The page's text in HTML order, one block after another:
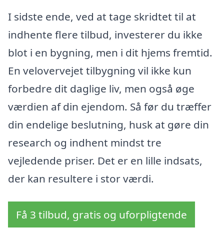
I sidste ende, ved at tage skridtet til at
indhente flere tilbud, investerer du ikke
blot i en bygning, men i dit hjems fremtid.
En velovervejet tilbygning vil ikke kun
forbedre dit daglige liv, men også øge
værdien af din ejendom. Så før du træffer
din endelige beslutning, husk at gøre din
research og indhent mindst tre
vejledende priser. Det er en lille indsats,
der kan resultere i stor værdi.
Få 3 tilbud, gratis og uforpligtende